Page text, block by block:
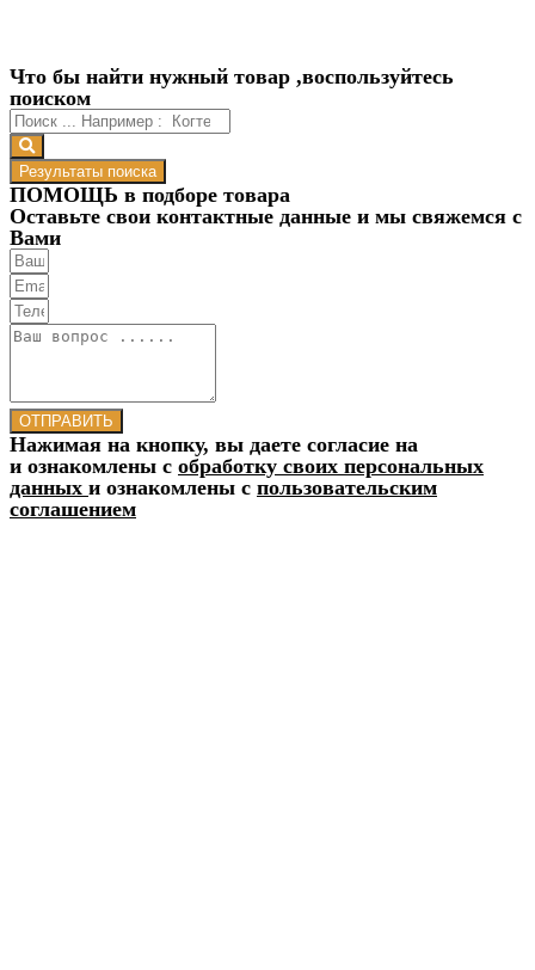
Что бы найти нужный товар ,воспользуйтесь
поиском
Результаты поиска
ПОМОЩЬ в подборе товара
Оставьте свои контактные данные и мы свяжемся с
Вами
ОТПРАВИТЬ
Нажимая на кнопку, вы даете согласие на
и ознакомлены с обработку своих персональных
данных и ознакомлены с пользовательским
соглашением